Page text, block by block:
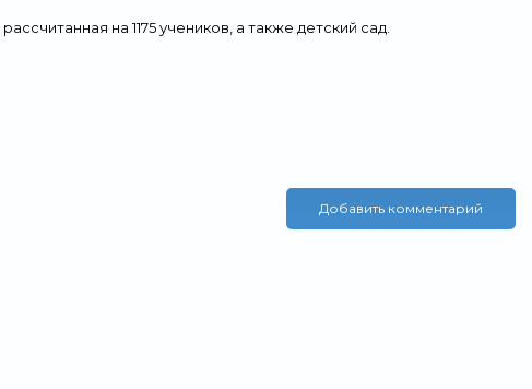
рассчитанная на1175 учеников, а также детский сад.
Добавить комментарий